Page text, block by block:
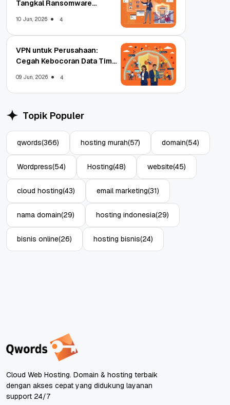
Tangkal Ransomware
10 Jun, 2026 4
VPN untuk Perusahaan:
Cegah Kebocoran Data Tim
09 Jun, 2026 4
Topik Populer
qwords(366) hosting murah(57) domain(54)
Wordpress(54) Hosting(48) website(45)
cloud hosting(43) email marketing(31)
nama domain(29) hosting indonesia(29)
bisnis online(26) hosting bisnis(24)
Cloud Web Hosting. Domain & hosting terbaik
dengan akses cepat yang didukung layanan
support 24/7